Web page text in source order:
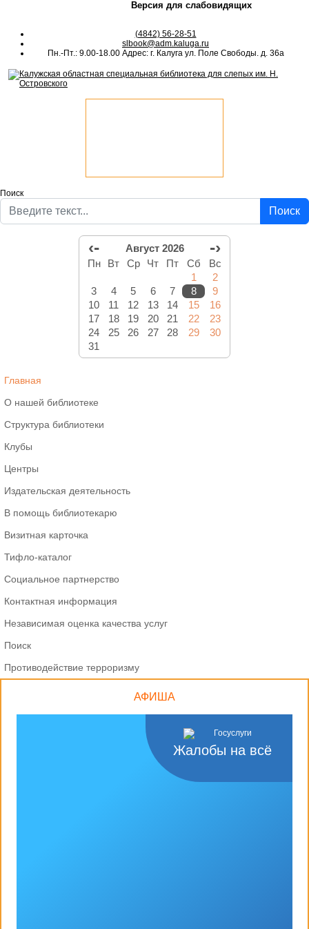
Версия для слабовидящих
(4842) 56-28-51
slbook@adm.kaluga.ru
Пн.-Пт.: 9.00-18.00 Адрес: г. Калуга ул. Поле Свободы. д. 36а
Поиск
Поиск
‹- Август 2026 -›
Пн Вт Ср Чт Пт Сб
Вс
1
2
3
4 5 6 7 8
9
10
11 12 13 14 15
16
17
18 19 20 21 22
23
24
25 26 27 28 29
30
31
Главная
О нашей библиотеке
Структура библиотеки
Клубы
Центры
Издательская деятельность
В помощь библиотекарю
Визитная карточка
Тифло-каталог
Социальное партнерство
Контактная информация
Независимая оценка качества услуг
Поиск
Противодействие терроризму
АФИША
Жалобы на всё